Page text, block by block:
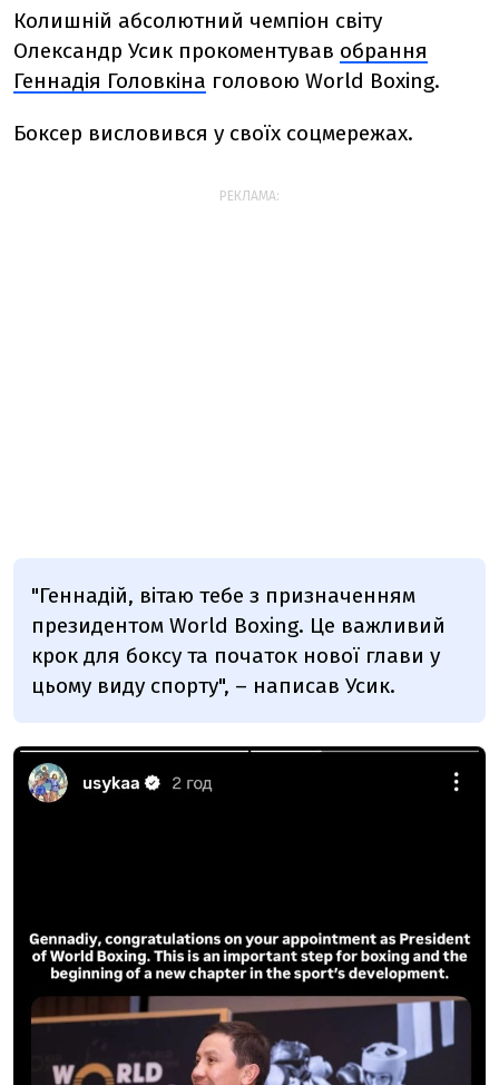
Колишній абсолютний чемпіон світу
Олександр Усик прокоментував обрання
Геннадія Головкіна головою World Boxing.
Боксер висловився у своїх соцмережах.
РЕКЛАМА:
"Геннадій, вітаю тебе з призначенням
президентом World Boxing. Це важливий
крок для боксу та початок нової глави у
цьому виду спорту", – написав Усик.